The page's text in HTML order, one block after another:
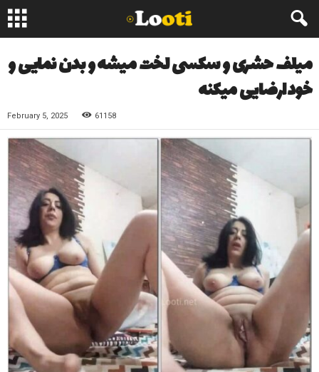
میلف حشری و سکسی لخت میشه و بدن نمایی و
خودارضایی میکنه
February 5, 2025 61158